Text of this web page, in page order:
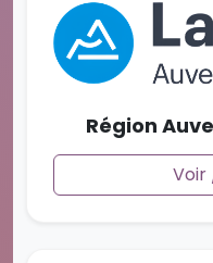
Région